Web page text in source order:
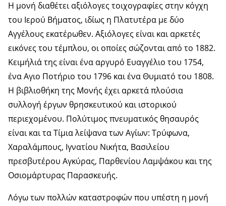
Η μονή διαθέτει αξιόλογες τοιχογραφίες στην κόγχη
του Ιερού Βήματος, ιδίως η Πλατυτέρα με δύο
Αγγέλους εκατέρωθεν. Αξιόλογες είναι και αρκετές
εικόνες του τέμπλου, οι οποίες σώζονται από το 1882.
Κειμήλιά της είναι ένα αργυρό Ευαγγέλιο του 1754,
ένα Αγιο Ποτήριο του 1796 και ένα Θυμιατό του 1808.
Η βιβλιοθήκη της Μονής έχει αρκετά πλούσια
συλλογή έργων θρησκευτικού και ιστορικού
περιεχομένου. Πολύτιμος πνευματικός θησαυρός
είναι και τα Τίμια λείψανα των Αγίων: Τρύφωνα,
Χαραλάμπους, Ιγνατίου Νικήτα, Βασιλείου
πρεσβυτέρου Αγκύρας, Παρθενίου Λαμψάκου και της
Οσιομάρτυρας Παρασκευής.
Λόγω των πολλών καταστροφών που υπέστη η μονή